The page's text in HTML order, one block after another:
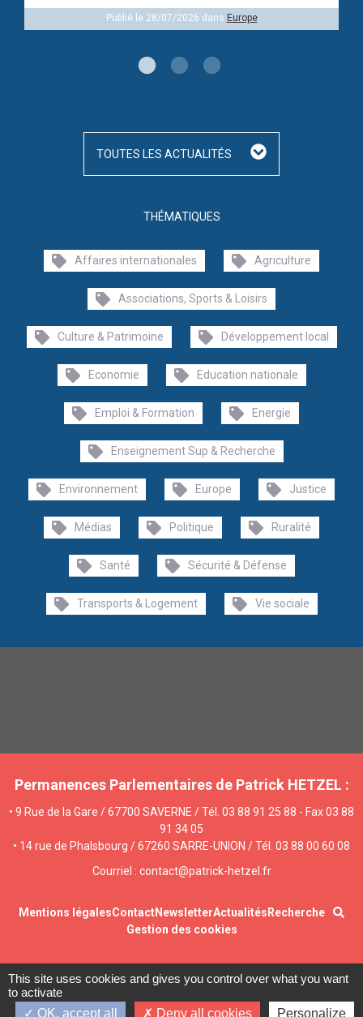
Publié le 28/07/2026 dans Europe
THÉMATIQUES
Affaires internationales Agriculture
Associations, Sports & Loisirs
Culture & Patrimoine Développement local
Economie Education nationale
Emploi & Formation Energie
Enseignement Sup & Recherche
Environnement Europe Justice
Médias Politique Ruralité
Santé Sécurité & Défense
Transports & Logement Vie sociale
TOUTES LES ACTUALITÉS
Permanences Parlementaires de Patrick HETZEL :
• 9 Rue de la Gare / 67700 SAVERNE / Tél. 03 88 91 25 88 - Fax 03 88
91 34 05
• 14 rue de Phalsbourg / 67260 SARRE-UNION / Tél. 03 88 00 60 08
Courriel : contact@patrick-hetzel.fr
Mentions légalesContactNewsletterActualités Recherche
Gestion des cookies
This site uses cookies and gives you control over what you want
to activate
OK, accept all
Deny all cookies Personalize